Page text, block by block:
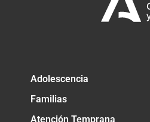
Adolescencia
Familias
Atención Temprana